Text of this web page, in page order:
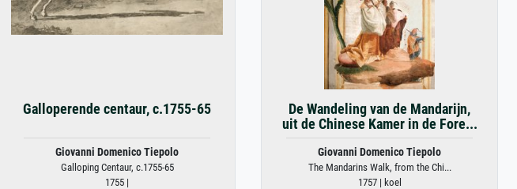
Galloperende centaur, c.1755-65
Giovanni Domenico Tiepolo
Galloping Centaur, c.1755-65
1755 |
De Wandeling van de Mandarijn,
uit de Chinese Kamer in de Fore...
Giovanni Domenico Tiepolo
The Mandarins Walk, from the Chi...
1757 | koel